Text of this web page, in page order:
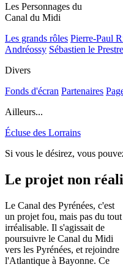
Les Personnages du
Canal du Midi
Les grands rôles Pierre-Paul
Andréossy Sébastien le
Divers
Fonds d'écran Partenaires
Ailleurs...
Écluse des Lorrains
Si vous le désirez, vous
Le projet non
Le Canal des Pyrénées, c'est
un projet fou, mais pas du tout
irréalisable. Il s'agissait de
poursuivre le Canal du Midi
vers les Pyrénées, et rejoindre
l'Atlantique à Bayonne. Ce